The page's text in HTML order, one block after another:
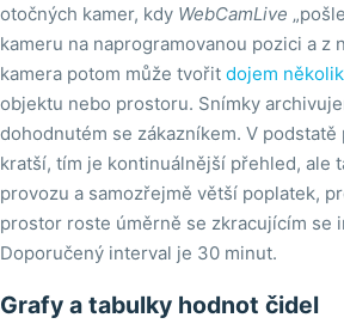
otočných kamer, kdy WebCamLive
kameru na naprogramovanou pozici a z
kamera potom může tvořit dojem
objektu nebo prostoru. Snímky
dohodnutém se zákazníkem. V
kratší, tím je kontinuálnější přehled, ale
provozu a samozřejmě větší poplatek,
prostor roste úměrně se zkracujícím se
Doporučený interval je 30 minut.
Grafy a tabulky hodnot čidel